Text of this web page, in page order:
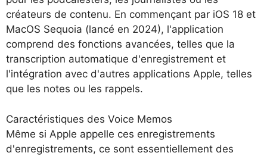
créateurs de contenu. En commençant par iOS 18 et
MacOS Sequoia (lancé en 2024), l'application
comprend des fonctions avancées, telles que la
transcription automatique d'enregistrement et
l'intégration avec d'autres applications Apple, telles
que les notes ou les rappels.
Caractéristiques des Voice Memos
Même si Apple appelle ces enregistrements
d'enregistrements, ce sont essentiellement des